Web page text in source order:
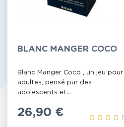
BLANC MANGER COCO
Blanc Manger Coco , un jeu pour
adultes, pensé par des
adolescents et...
Prix
26,90 €